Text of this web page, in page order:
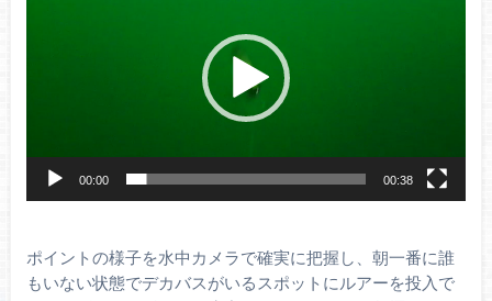
00:00 00:38
ポイントの様子を水中カメラで確実に把握し、朝一番に誰
もいない状態でデカバスがいるスポットにルアーを投入で